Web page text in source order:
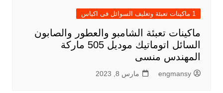
1 ماكينات تعبئة وتغليف السوائل فى اكياس
ماكينات تعبئة الشامبو والعطور والصابون
السائل اتوماتيك موديل 505 ماركة
المهندس منسى
engmansy مارس 8, 2023